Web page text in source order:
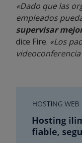
«Dado que las
empleados
supervisar
dice Fire. «Los